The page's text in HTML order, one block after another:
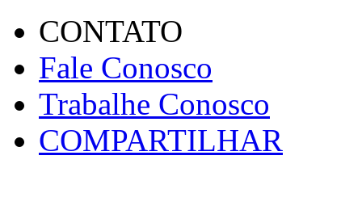
CONTATO
Fale Conosco
Trabalhe Conosco
COMPARTILHAR